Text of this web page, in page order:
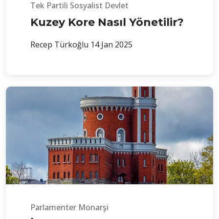
Tek Partili Sosyalist Devlet
Kuzey Kore Nasıl Yönetilir?
Recep Türkoğlu 14 Jan 2025
Parlamenter Monarşi